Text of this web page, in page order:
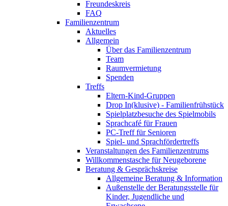
Freundeskreis
FAQ
Familienzentrum
Aktuelles
Allgemein
Über das Familienzentrum
Team
Raumvermietung
Spenden
Treffs
Eltern-Kind-Gruppen
Drop In(klusive) - Familienfrühstück
Spielplatzbesuche des Spielmobils
Sprachcafé für Frauen
PC-Treff für Senioren
Spiel- und Sprachfördertreffs
Veranstaltungen des Familienzentrums
Willkommenstasche für Neugeborene
Beratung & Gesprächskreise
Allgemeine Beratung & Information
Außenstelle der Beratungsstelle für
Kinder, Jugendliche und